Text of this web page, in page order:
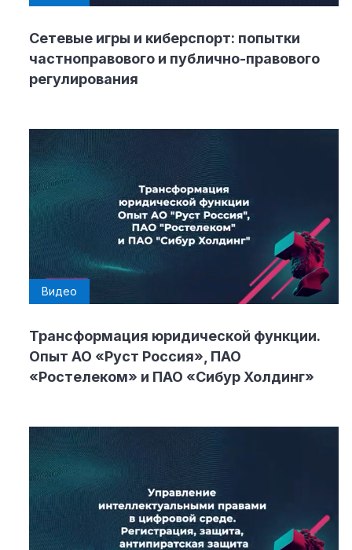
Сетевые игры и киберспорт: попытки
частноправового и публично-правового
регулирования
Видео
Трансформация юридической функции.
Опыт АО «Руст Россия», ПАО
«Ростелеком» и ПАО «Сибур Холдинг»